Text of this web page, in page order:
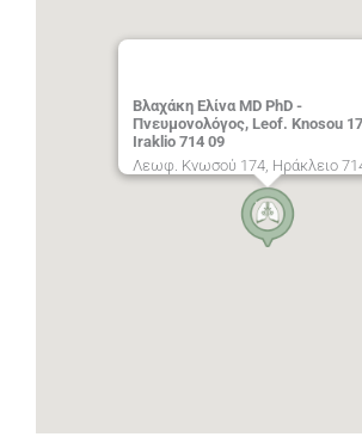
Βλαχάκη Ελίνα MD PhD -
Πνευμονολόγος, Leof. Knosou
Iraklio 714 09
Λεωφ. Κνωσού 174, Ηράκλειο